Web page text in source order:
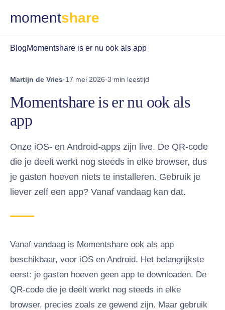
momentshare
BlogMomentshare is er nu ook als app
Martijn de Vries·17 mei 2026·3 min leestijd
Momentshare is er nu ook als
app
Onze iOS- en Android-apps zijn live. De QR-code
die je deelt werkt nog steeds in elke browser, dus
je gasten hoeven niets te installeren. Gebruik je
liever zelf een app? Vanaf vandaag kan dat.
Vanaf vandaag is Momentshare ook als app
beschikbaar, voor iOS en Android. Het belangrijkste
eerst: je gasten hoeven geen app te downloaden. De
QR-code die je deelt werkt nog steeds in elke
browser, precies zoals ze gewend zijn. Maar gebruik